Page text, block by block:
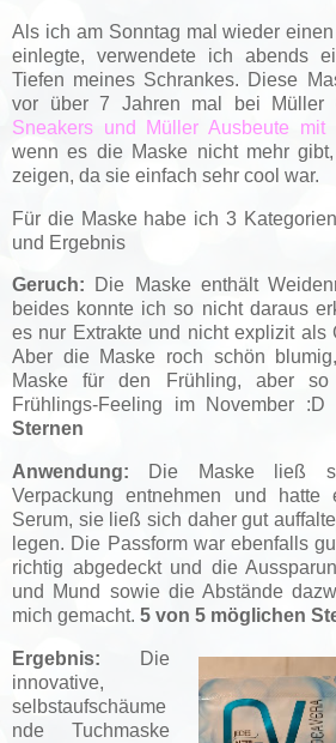
Als ich am Sonntag mal wieder
einlegte, verwendete ich abends
Tiefen meines Schrankes. Diese
vor über 7 Jahren mal bei Müller
Sneakers und Müller Ausbeute mit
wenn es die Maske nicht mehr
zeigen, da sie einfach sehr cool war.
Für die Maske habe ich 3
und Ergebnis
Geruch: Die Maske enthält
beides konnte ich so nicht daraus
es nur Extrakte und nicht explizit als
Aber die Maske roch schön
Maske für den Frühling, aber
Frühlings-Feeling im November :D
Sternen
Anwendung: Die Maske ließ
Verpackung entnehmen und
Serum, sie ließ sich daher gut
legen. Die Passform war ebenfalls
richtig abgedeckt und die
und Mund sowie die Abstände
mich gemacht. 5 von 5 möglichen
Ergebnis: Die
innovative,
selbstaufschäume
nde Tuchmaske